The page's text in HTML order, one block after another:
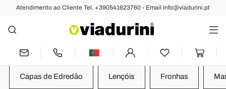
Atendimento ao Cliente Tel. +390541623760 - Email info@viadurini.pt
Têxteis para Quarto - Fronhas,
Edredons, Cobertores e Lençóis
Capas de Edredão Lençóis Fronhas